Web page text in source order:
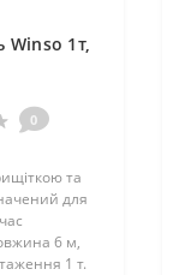
Winso 1т,
0
та
для
6 м,
1 т.